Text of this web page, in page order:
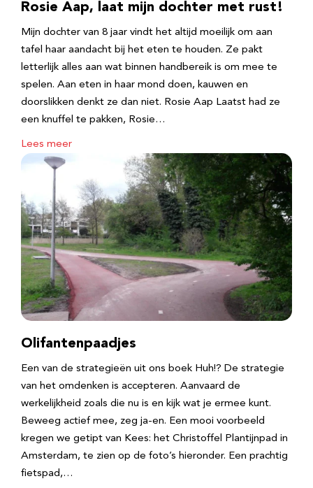
Rosie Aap, laat mijn dochter met rust!
Mijn dochter van 8 jaar vindt het altijd moeilijk om aan
tafel haar aandacht bij het eten te houden. Ze pakt
letterlijk alles aan wat binnen handbereik is om mee te
spelen. Aan eten in haar mond doen, kauwen en
doorslikken denkt ze dan niet. Rosie Aap Laatst had ze
een knuffel te pakken, Rosie…
Lees meer
Olifantenpaadjes
Een van de strategieën uit ons boek Huh!? De strategie
van het omdenken is accepteren. Aanvaard de
werkelijkheid zoals die nu is en kijk wat je ermee kunt.
Beweeg actief mee, zeg ja-en. Een mooi voorbeeld
kregen we getipt van Kees: het Christoffel Plantijnpad in
Amsterdam, te zien op de foto’s hieronder. Een prachtig
fietspad,…